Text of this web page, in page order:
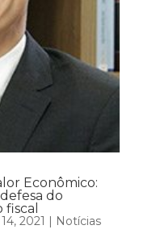
Econômico:
do
2021 | Notícias